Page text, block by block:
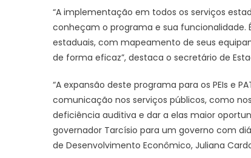
“A implementação em todos os serviços
conheçam o programa e sua
estaduais, com mapeamento de seus
de forma eficaz”, destaca o secretário de
“A expansão deste programa para os PEIs e
comunicação nos serviços públicos, como
deficiência auditiva e dar a elas maior
governador Tarcísio para um governo com
de Desenvolvimento Econômico, Juliana